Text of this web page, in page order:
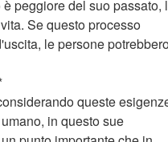
peggiore del suo passato,
Se questo processo
le persone
queste
in questo sue